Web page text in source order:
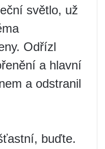
světlo, už
Odřízl
a hlavní
a odstranil
buďte.